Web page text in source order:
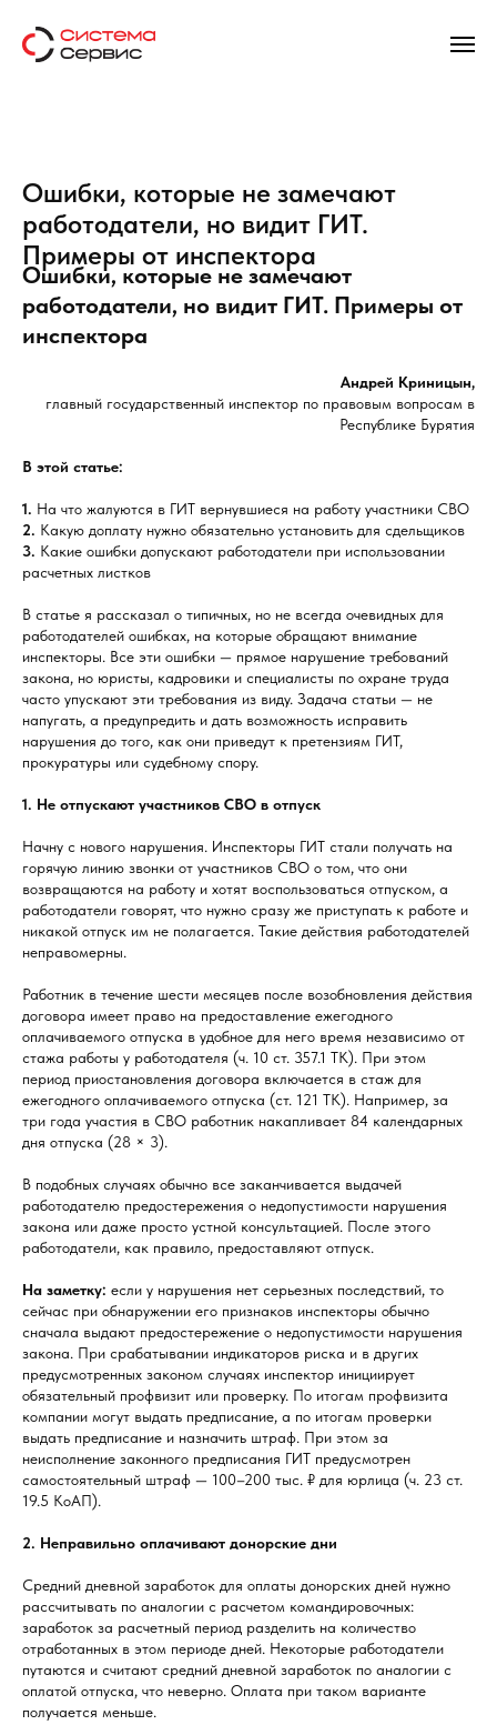
Ошибки, которые не замечают
работодатели, но видит ГИТ.
Примеры от инспектора
Ошибки, которые не замечают
работодатели, но видит ГИТ. Примеры от
инспектора
Андрей Криницын,
главный государственный инспектор по правовым вопросам в
Республике Бурятия
В этой статье:
1. На что жалуются в ГИТ вернувшиеся на работу участники СВО
2. Какую доплату нужно обязательно установить для сдельщиков
3. Какие ошибки допускают работодатели при использовании
расчетных листков
В статье я рассказал о типичных, но не всегда очевидных для
работодателей ошибках, на которые обращают внимание
инспекторы. Все эти ошибки — прямое нарушение требований
закона, но юристы, кадровики и специалисты по охране труда
часто упускают эти требования из виду. Задача статьи — не
напугать, а предупредить и дать возможность исправить
нарушения до того, как они приведут к претензиям ГИТ,
прокуратуры или судебному спору.
1. Не отпускают участников СВО в отпуск
Начну с нового нарушения. Инспекторы ГИТ стали получать на
горячую линию звонки от участников СВО о том, что они
возвращаются на работу и хотят воспользоваться отпуском, а
работодатели говорят, что нужно сразу же приступать к работе и
никакой отпуск им не полагается. Такие действия работодателей
неправомерны.
Работник в течение шести месяцев после возобновления действия
договора имеет право на предоставление ежегодного
оплачиваемого отпуска в удобное для него время независимо от
стажа работы у работодателя (ч. 10 ст. 357.1 ТК). При этом
период приостановления договора включается в стаж для
ежегодного оплачиваемого отпуска (ст. 121 ТК). Например, за
три года участия в СВО работник накапливает 84 календарных
дня отпуска (28 × 3).
В подобных случаях обычно все заканчивается выдачей
работодателю предостережения о недопустимости нарушения
закона или даже просто устной консультацией. После этого
работодатели, как правило, предоставляют отпуск.
На заметку: если у нарушения нет серьезных последствий, то
сейчас при обнаружении его признаков инспекторы обычно
сначала выдают предостережение о недопустимости нарушения
закона. При срабатывании индикаторов риска и в других
предусмотренных законом случаях инспектор инициирует
обязательный профвизит или проверку. По итогам профвизита
компании могут выдать предписание, а по итогам проверки
выдать предписание и назначить штраф. При этом за
неисполнение законного предписания ГИТ предусмотрен
самостоятельный штраф — 100–200 тыс. ₽ для юрлица (ч. 23 ст.
19.5 КоАП).
2. Неправильно оплачивают донорские дни
Средний дневной заработок для оплаты донорских дней нужно
рассчитывать по аналогии с расчетом командировочных:
заработок за расчетный период разделить на количество
отработанных в этом периоде дней. Некоторые работодатели
путаются и считают средний дневной заработок по аналогии с
оплатой отпуска, что неверно. Оплата при таком варианте
получается меньше.